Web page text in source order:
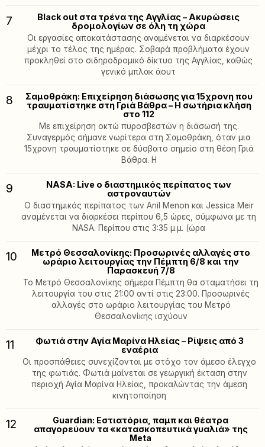
7
Black out στα τρένα της Αγγλίας – Ακυρώσεις
δρομολογίων σε όλη τη χώρα
Οι εργασίες αποκατάστασης αναμένεται να διαρκέσουν
μέχρι το τέλος της ημέρας. Σοβαρά προβλήματα έχουν
προκληθεί στο σιδηροδρομικό δίκτυο της Αγγλίας, καθώς
γενικό μπλακ άουτ
8
Σαμοθράκη: Επιχείρηση διάσωσης για 15χρονη που
τραυματίστηκε στη Γριά Βάθρα – Η σωτήρια κλήση
στο 112
Με επιχείρηση οκτώ πυροσβεστών η διάσωσή της.
Συναγερμός σήμανε νωρίτερα στη Σαμοθράκη, όταν μια
15χρονη τραυματίστηκε σε δύσβατο σημείο στη θέση Γριά
Βάθρα. Η
9
NASA: Live ο διαστημικός περίπατος των
αστροναυτών
Ο διαστημικός περίπατος των Anil Menon και Jessica Meir
αναμένεται να διαρκέσει περίπου 6,5 ώρες, σύμφωνα με τη
NASA. Περίπου στις 3:35 μ.μ. (ώρα
10
Μετρό Θεσσαλονίκης: Προσωρινές αλλαγές στο
ωράριο λειτουργίας την Πέμπτη 6/8 και την
Παρασκευή 7/8
Το Μετρό Θεσσαλονίκης σήμερα Πέμπτη θα σταματήσει τη
λειτουργία του στις 21:00 αντί στις 23:00. Προσωρινές
αλλαγές στο ωράριο λειτουργίας του Μετρό
Θεσσαλονίκης ισχύουν
11
Φωτιά στην Αγία Μαρίνα Ηλείας – Ρίψεις από 3
εναέρια
Οι προσπάθειες συνεχίζονται με στόχο τον άμεσο έλεγχο
της φωτιάς. Φωτιά μαίνεται σε γεωργική έκταση στην
περιοχή Αγία Μαρίνα Ηλείας, προκαλώντας την άμεση
κινητοποίηση
12
Guardian: Εστιατόρια, παμπ και θέατρα
απαγορεύουν τα «κατασκοπευτικά γυαλιά» της
Meta